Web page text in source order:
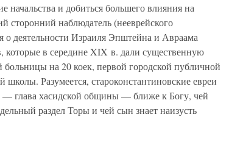
начальства и добиться большего влияния на
наблюдатель (нееврейского
о деятельности Израиля Эпштейна и Авраама
которые в середине XIX в. дали существенную
больницы на 20 коек, первой городской публичной
школы. Разумеется, староконстантиновские евреи
— глава хасидской общины — ближе к Богу, чей
раздел Торы и чей сын знает наизусть